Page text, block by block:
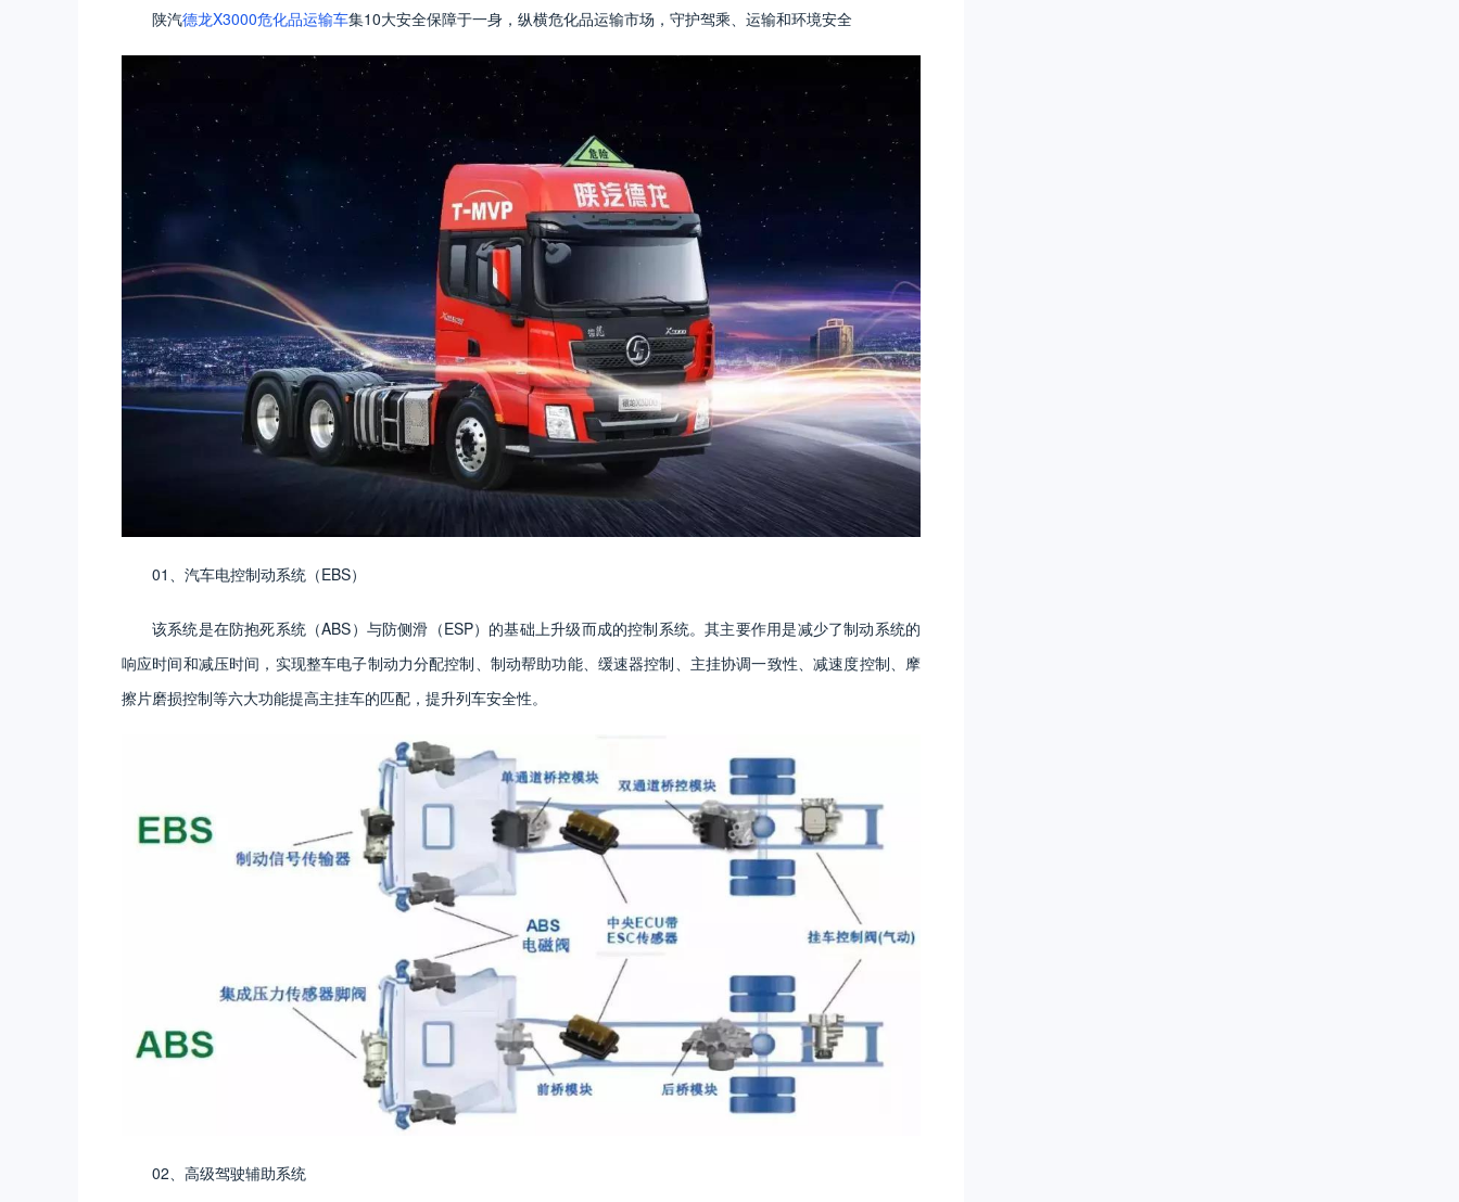
陕汽德龙X3000危化品运输车集10大安全保障于一身，纵横危化品运输市场，守护驾乘、运输和环境安全
01、汽车电控制动系统（EBS）
该系统是在防抱死系统（ABS）与防侧滑（ESP）的基础上升级而成的控制系统。其主要作用是减少了制动系统的
响应时间和减压时间，实现整车电子制动力分配控制、制动帮助功能、缓速器控制、主挂协调一致性、减速度控制、摩
擦片磨损控制等六大功能提高主挂车的匹配，提升列车安全性。
02、高级驾驶辅助系统